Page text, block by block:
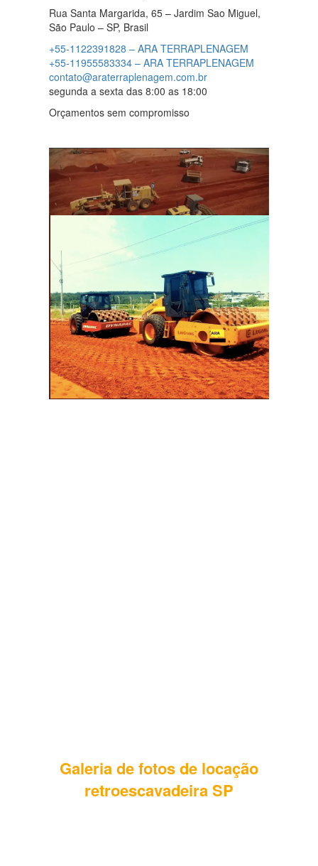
Rua Santa Margarida, 65 – Jardim Sao Miguel,
São Paulo – SP, Brasil
+55-1122391828 – ARA TERRAPLENAGEM
+55-11955583334 – ARA TERRAPLENAGEM
contato@araterraplenagem.com.br
segunda a sexta das 8:00 as 18:00
Orçamentos sem compromisso
Galeria de fotos de locação
retroescavadeira SP